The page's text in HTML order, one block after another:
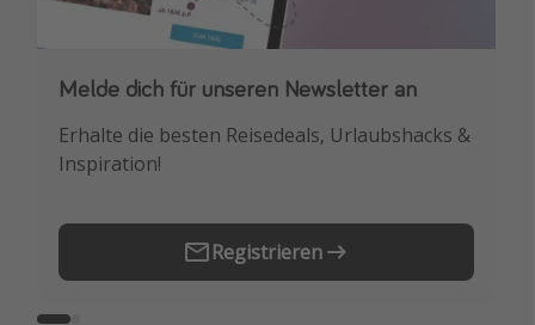
Melde dich für unseren Newsletter an
Erhalte die besten Reisedeals, Urlaubshacks &
Inspiration!
Registrieren
Downloade unsere App
Buche die besten Reiseschnäppchen als
Erstes.